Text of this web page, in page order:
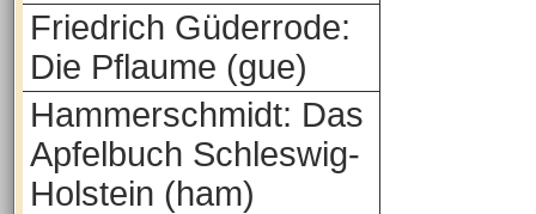
Friedrich Güderrode:
Die Pflaume (gue)
Hammerschmidt: Das
Apfelbuch Schleswig-
Holstein (ham)